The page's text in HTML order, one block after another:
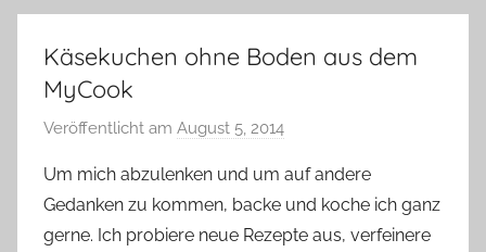
–
Lifestyle,
Rezensionen,
Produkttests
und
mehr
Käsekuchen ohne Boden aus dem
MyCook
Veröffentlicht am August 5, 2014
n
Y
v
Um mich abzulenken und um auf andere
Gedanken zu kommen, backe und koche ich ganz
gerne. Ich probiere neue Rezepte aus, verfeinere